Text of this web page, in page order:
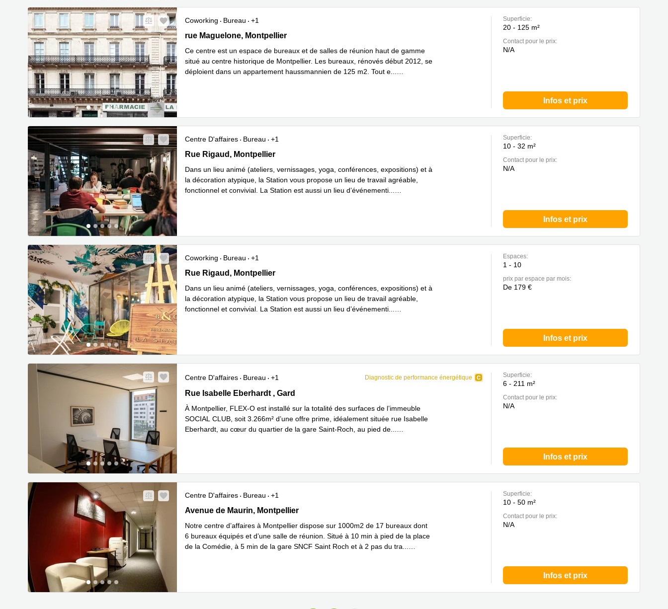
Coworking Bureau
+1
4 rue Maguelone, Montpellier
rue Maguelone, Montpellier
Ce centre est un espace de bureaux et de salles de réunion haut de gamme
situé au centre historique de Montpellier. Les bureaux, rénovés début 2012, se
déploient dans un appartement haussmannien de 125 m2. Tout e
Superficie:
20 - 125 m²
Contact pour le prix:
N/A
Infos et prix
Centre D'affaires Bureau
+1
Rue Rigaud 19, Montpellier
Rue Rigaud, Montpellier
Dans un lieu animé (ateliers, vernissages, yoga, conférences, expositions) et à
la décoration atypique, la Station vous propose un lieu de travail agréable,
fonctionnel et convivial. La Station est aussi un lieu d’événementi
Superficie:
10 - 32 m²
Contact pour le prix:
N/A
Infos et prix
Coworking Bureau
+1
Rue Rigaud 19, Montpellier
Rue Rigaud, Montpellier
Dans un lieu animé (ateliers, vernissages, yoga, conférences, expositions) et à
la décoration atypique, la Station vous propose un lieu de travail agréable,
fonctionnel et convivial. La Station est aussi un lieu d’événementi
Espaces:
1 - 10
prix par espace par mois:
De 179 €
Infos et prix
Centre D'affaires Bureau +1 Diagnostic de performance énergétique
Rue Isabelle Eberhardt 80, Gard
Rue Isabelle Eberhardt , Gard
À Montpellier, FLEX-O est installé sur la totalité des surfaces de l’immeuble
SOCIAL CLUB, soit 3.266m² d’une offre prime, idéalement située rue Isabelle
Eberhardt, au cœur du quartier de la gare Saint-Roch, au pied de
Superficie:
6 - 211 m²
Contact pour le prix:
N/A
Infos et prix
Centre D'affaires Bureau
+1
28 Avenue de Maurin, Montpellier
Avenue de Maurin, Montpellier
Notre centre d’affaires à Montpellier dispose sur 1000m2 de 17 bureaux dont
6 bureaux équipés et d’une salle de réunion. Situé à 10 min à pied de la place
de la Comédie, à 5 min de la gare SNCF Saint Roch et à 2 pas du tra
Superficie:
10 - 50 m²
Contact pour le prix:
N/A
Infos et prix